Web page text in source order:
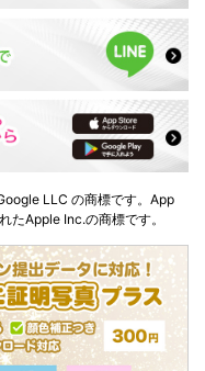
LLC の商標です。App
たApple Inc.の商標です。